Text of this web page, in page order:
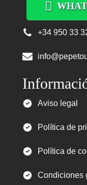
+34 950 33
Aviso legal
Política de
Política de
Condiciones